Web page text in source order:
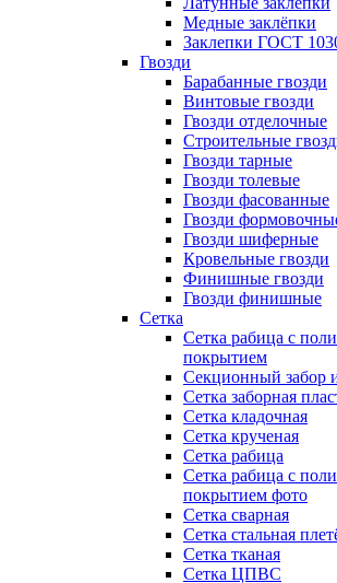
Медные заклёпки
Заклепки ГОСТ
Гвозди
Барабанные гвозди
Винтовые гвозди
Гвозди отделочные
Строительные
Гвозди тарные
Гвозди толевые
Гвозди фасованные
Гвозди
Гвозди шиферные
Кровельные гвозди
Финишные гвозди
Гвозди финишные
Сетка
Сетка рабица с
покрытием
Секционный забор
Сетка заборная
Сетка кладочная
Сетка крученая
Сетка рабица
Сетка рабица с
покрытием фото
Сетка сварная
Сетка стальная
Сетка тканая
Сетка ЦПВС